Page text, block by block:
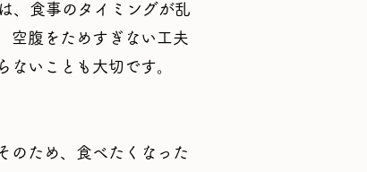
、食事のタイミングが乱
空腹をためすぎない工夫
いことも大切です。
のため、食べたくなった